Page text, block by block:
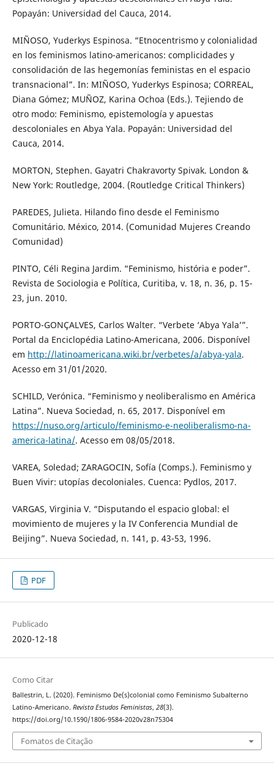
Popayán: Universidad del Cauca, 2014.
MIÑOSO, Yuderkys Espinosa. “Etnocentrismo y colonialidad
en los feminismos latino-americanos: complicidades y
consolidación de las hegemonías feministas en el espacio
transnacional”. In: MIÑOSO, Yuderkys Espinosa; CORREAL,
Diana Gómez; MUÑOZ, Karina Ochoa (Eds.). Tejiendo de
otro modo: Feminismo, epistemología y apuestas
descoloniales en Abya Yala. Popayán: Universidad del
Cauca, 2014.
MORTON, Stephen. Gayatri Chakravorty Spivak. London &
New York: Routledge, 2004. (Routledge Critical Thinkers)
PAREDES, Julieta. Hilando fino desde el Feminismo
Comunitário. México, 2014. (Comunidad Mujeres Creando
Comunidad)
PINTO, Céli Regina Jardim. “Feminismo, história e poder”.
Revista de Sociologia e Política, Curitiba, v. 18, n. 36, p. 15-
23, jun. 2010.
PORTO-GONÇALVES, Carlos Walter. “Verbete ‘Abya Yala’”.
Portal da Enciclopédia Latino-Americana, 2006. Disponível
em http://latinoamericana.wiki.br/verbetes/a/abya-yala.
Acesso em 31/01/2020.
SCHILD, Verónica. “Feminismo y neoliberalismo en América
Latina”. Nueva Sociedad, n. 65, 2017. Disponível em
https://nuso.org/articulo/feminismo-e-neoliberalismo-na-
america-latina/. Acesso em 08/05/2018.
VAREA, Soledad; ZARAGOCIN, Sofía (Comps.). Feminismo y
Buen Vivir: utopías decoloniales. Cuenca: Pydlos, 2017.
VARGAS, Virginia V. “Disputando el espacio global: el
movimiento de mujeres y la IV Conferencia Mundial de
Beijing”. Nueva Sociedad, n. 141, p. 43-53, 1996.
PDF
Publicado
2020-12-18
Como Citar
Ballestrin, L. (2020). Feminismo De(s)colonial como Feminismo Subalterno
Latino-Americano. Revista Estudos Feministas, 28(3).
https://doi.org/10.1590/1806-9584-2020v28n75304
Fomatos de Citação